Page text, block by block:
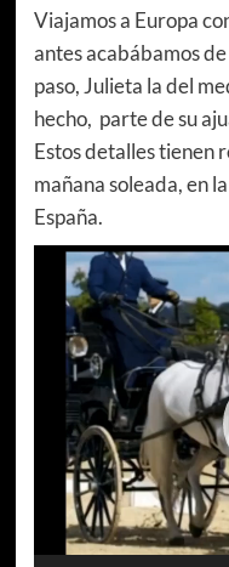
Viajamos a Europa
antes acabábamos
paso, Julieta la del
hecho, parte de su
Estos detalles tienen
mañana soleada, en
España.
Reproductor
vídeo